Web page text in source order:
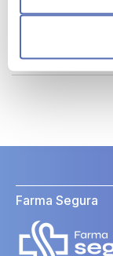
Butter), Rosa
Farma Segura